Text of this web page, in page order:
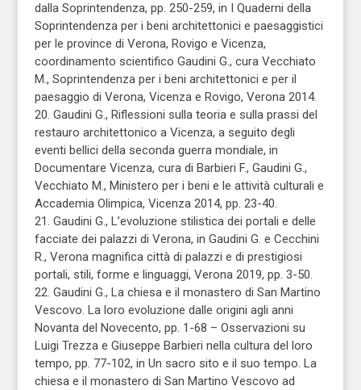
dalla Soprintendenza, pp. 250-259, in I Quaderni della
Soprintendenza per i beni architettonici e paesaggistici
per le province di Verona, Rovigo e Vicenza,
coordinamento scientifico Gaudini G., cura Vecchiato
M., Soprintendenza per i beni architettonici e per il
paesaggio di Verona, Vicenza e Rovigo, Verona 2014.
20. Gaudini G., Riflessioni sulla teoria e sulla prassi del
restauro architettonico a Vicenza, a seguito degli
eventi bellici della seconda guerra mondiale, in
Documentare Vicenza, cura di Barbieri F., Gaudini G.,
Vecchiato M., Ministero per i beni e le attività culturali e
Accademia Olimpica, Vicenza 2014, pp. 23-40.
21. Gaudini G., L’evoluzione stilistica dei portali e delle
facciate dei palazzi di Verona, in Gaudini G. e Cecchini
R., Verona magnifica città di palazzi e di prestigiosi
portali, stili, forme e linguaggi, Verona 2019, pp. 3-50.
22. Gaudini G., La chiesa e il monastero di San Martino
Vescovo. La loro evoluzione dalle origini agli anni
Novanta del Novecento, pp. 1-68 – Osservazioni su
Luigi Trezza e Giuseppe Barbieri nella cultura del loro
tempo, pp. 77-102, in Un sacro sito e il suo tempo. La
chiesa e il monastero di San Martino Vescovo ad